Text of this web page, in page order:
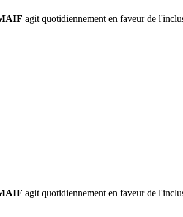
agit quotidiennement en faveur de
agit quotidiennement en faveur de